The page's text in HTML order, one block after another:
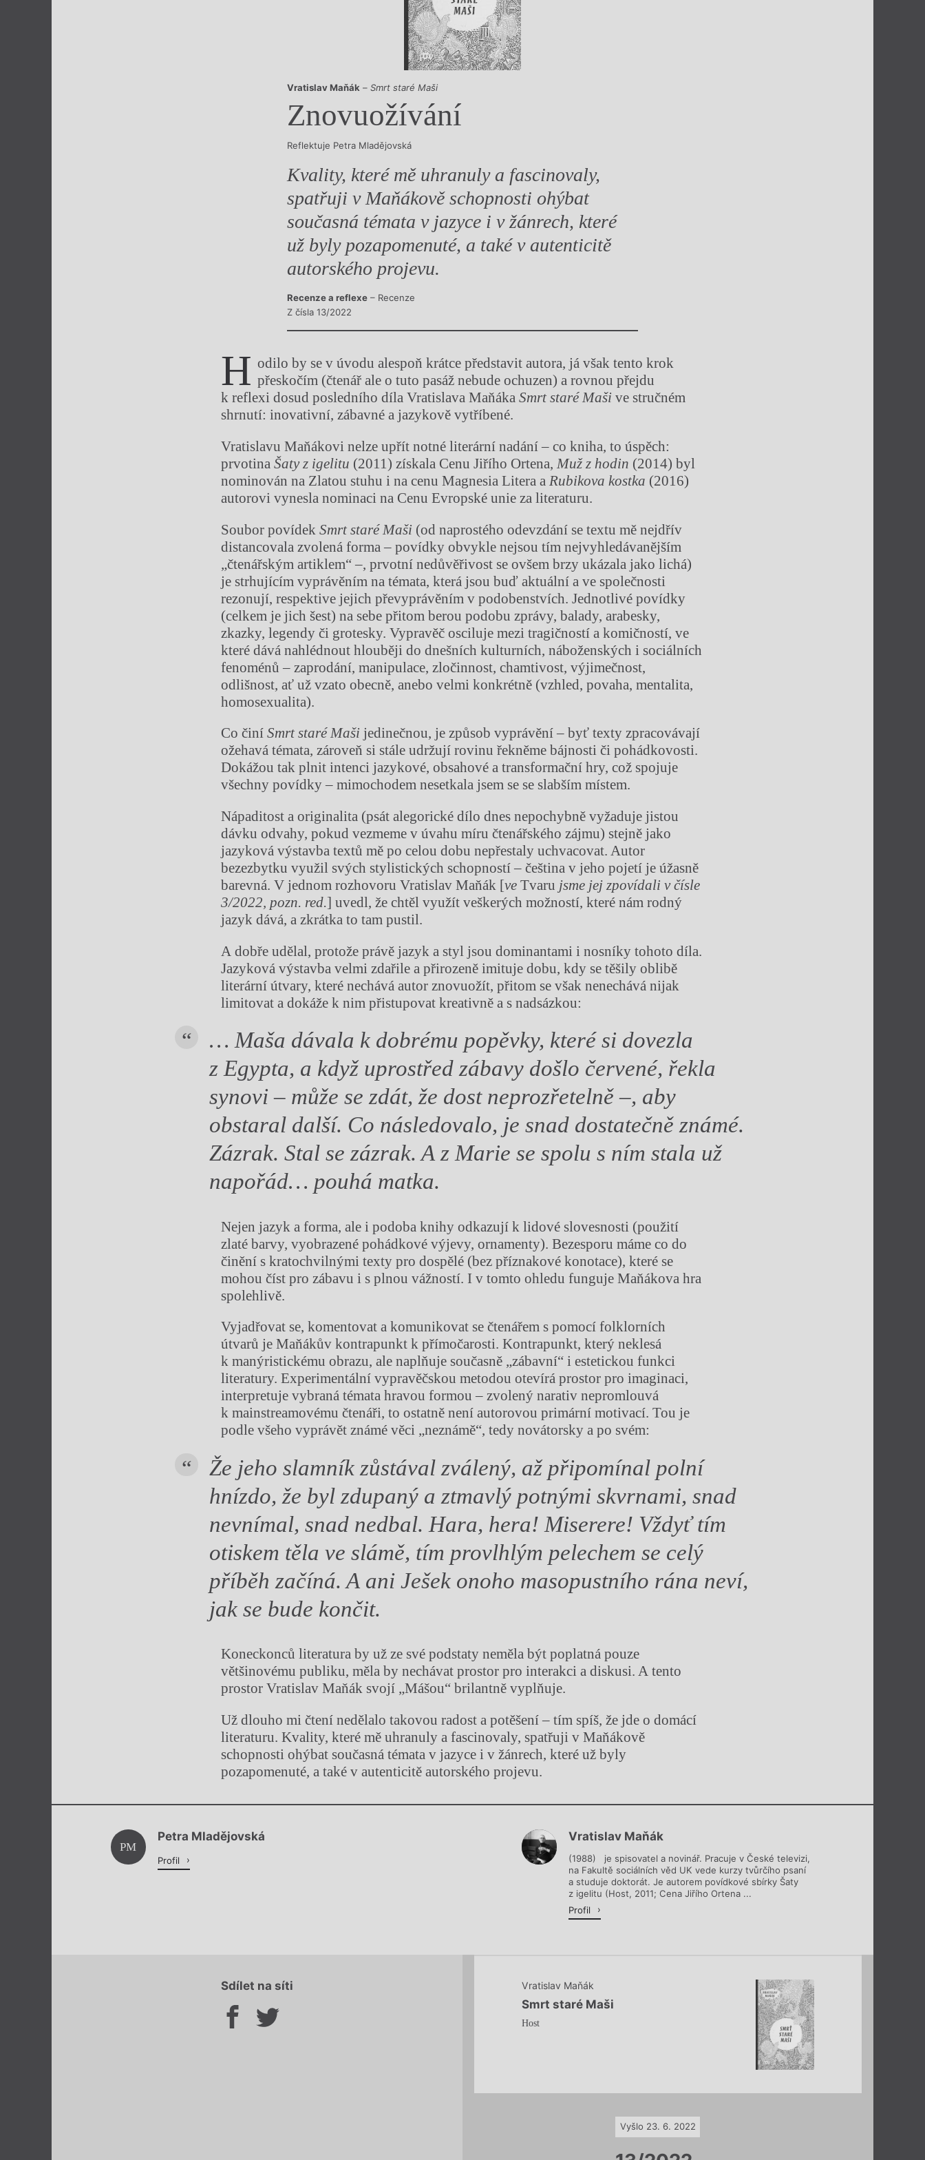
Vratislav Maňák – Smrt staré Maši
Znovuožívání
Reflektuje Petra Mladějovská
Kvality, které mě uhranuly a fascinovaly,
spatřuji v Maňákově schopnosti ohýbat
současná témata v jazyce i v žánrech, které
už byly pozapomenuté, a také v autenticitě
autorského projevu.
Recenze a reflexe – Recenze
Z čísla 13/2022
H odilo by se v úvodu alespoň krátce představit autora, já však tento krok
přeskočím (čtenář ale o tuto pasáž nebude ochuzen) a rovnou přejdu
k reflexi dosud posledního díla Vratislava MaňákaSmrt staré Mašive stručném
shrnutí: inovativní, zábavné a jazykově vytříbené.
Vratislavu Maňákovi nelze upřít notné literární nadání – co kniha, to úspěch:
prvotinaŠaty z igelitu (2011) získala Cenu Jiřího Ortena, Muž z hodin (2014) byl
nominován na Zlatou stuhu i na cenu Magnesia Litera a Rubikova kostka (2016)
autorovi vynesla nominaci na Cenu Evropské unie za literaturu.
Soubor povídekSmrt staré Maši (od naprostého odevzdání se textu mě nejdřív
distancovala zvolená forma – povídky obvykle nejsou tím nejvyhledávanějším
„čtenářským artiklem“ –, prvotní nedůvěřivost se ovšem brzy ukázala jako lichá)
je strhujícím vyprávěním na témata, která jsou buď aktuální a ve společnosti
rezonují, respektive jejich převyprávěním v podobenstvích. Jednotlivé povídky
(celkem je jich šest) na sebe přitom berou podobu zprávy, balady, arabesky,
zkazky, legendy či grotesky. Vypravěč osciluje mezi tragičností a komičností, ve
které dává nahlédnout hlouběji do dnešních kulturních, náboženských i sociálních
fenoménů – zaprodání, manipulace, zločinnost, chamtivost, výjimečnost,
odlišnost, ať už vzato obecně, anebo velmi konkrétně (vzhled, povaha, mentalita,
homosexualita).
Co činíSmrt staré Maši jedinečnou, je způsob vyprávění – byť texty zpracovávají
ožehavá témata, zároveň si stále udržují rovinu řekněme bájnosti či pohádkovosti.
Dokážou tak plnit intenci jazykové, obsahové a transformační hry, což spojuje
všechny povídky – mimochodem nesetkala jsem se se slabším místem.
Nápaditost a originalita (psát alegorické dílo dnes nepochybně vyžaduje jistou
dávku odvahy, pokud vezmeme v úvahu míru čtenářského zájmu) stejně jako
jazyková výstavba textů mě po celou dobu nepřestaly uchvacovat. Autor
bezezbytku využil svých stylistických schopností – čeština v jeho pojetí je úžasně
barevná. V jednom rozhovoru Vratislav Maňák [veTvaru jsme jej zpovídali v čísle
3/2022, pozn. red.] uvedl, že chtěl využít veškerých možností, které nám rodný
jazyk dává, a zkrátka to tam pustil.
A dobře udělal, protože právě jazyk a styl jsou dominantami i nosníky tohoto díla.
Jazyková výstavba velmi zdařile a přirozeně imituje dobu, kdy se těšily oblibě
literární útvary, které nechává autor znovuožít, přitom se však nenechává nijak
limitovat a dokáže k nim přistupovat kreativně a s nadsázkou:
… Maša dávala k dobrému popěvky, kterési dovezla
z Egypta, a když uprostřed zábavy došlo červené, řekla
synovi – může se zdát, že dost neprozřetelně –, aby
obstaral další. Co následovalo, je snad dostatečně známé.
Zázrak. Stal se zázrak. A z Marie se spolu s ním stala už
napořád… pouhá matka.
Nejen jazyk a forma, ale i podoba knihy odkazují k lidové slovesnosti (použití
zlaté barvy, vyobrazené pohádkové výjevy, ornamenty). Bezesporu máme co do
činění s kratochvilnými texty pro dospělé (bez příznakové konotace), které se
mohou číst pro zábavu i s plnou vážností. I v tomto ohledu funguje Maňákova hra
spolehlivě.
Vyjadřovat se, komentovat a komunikovat se čtenářem s pomocí folklorních
útvarů je Maňákův kontrapunkt k přímočarosti. Kontrapunkt, který neklesá
k manýristickému obrazu, ale naplňuje současně „zábavní“ i estetickou funkci
literatury. Experimentální vypravěčskou metodou otevírá prostor pro imaginaci,
interpretuje vybraná témata hravou formou – zvolený narativ nepromlouvá
k mainstreamovému čtenáři, to ostatně není autorovou primární motivací. Tou je
podle všeho vyprávět známé věci „neznámě“, tedy novátorsky a po svém:
Že jeho slamník zůstával zválený, až připomínal polní
hnízdo, že byl zdupaný a ztmavlý potnými skvrnami, snad
nevnímal, snad nedbal. Hara, hera! Miserere! Vždyť tím
otiskem těla ve slámě, tím provlhlým pelechem se celý
příběh začíná. A ani Ješek onoho masopustního rána neví,
jak se bude končit.
Koneckonců literatura by už ze své podstaty neměla být poplatná pouze
většinovému publiku, měla by nechávat prostor pro interakci a diskusi. A tento
prostor Vratislav Maňák svojí „Mášou“ brilantně vyplňuje.
Už dlouho mi čtení nedělalo takovou radost a potěšení – tím spíš, že jde o domácí
literaturu. Kvality, které mě uhranuly a fascinovaly, spatřuji v Maňákově
schopnosti ohýbat současná témata v jazyce i v žánrech, které už byly
pozapomenuté, a také v autenticitě autorského projevu.
Chviličku.
PM
Petra Mladějovská
Profil
Vratislav Maňák
(1988) je spisovatel a novinář. Pracuje v České televizi,
na Fakultě sociálních věd UK vede kurzy tvůrčího psaní
a studuje doktorát. Je autorem povídkové sbírky Šaty
z igelitu (Host, 2011; Cena Jiřího Ortena ...
Profil
Sdílet na síti Vratislav Maňák
Smrt staré Maši
Host
Vyšlo 23. 6. 2022